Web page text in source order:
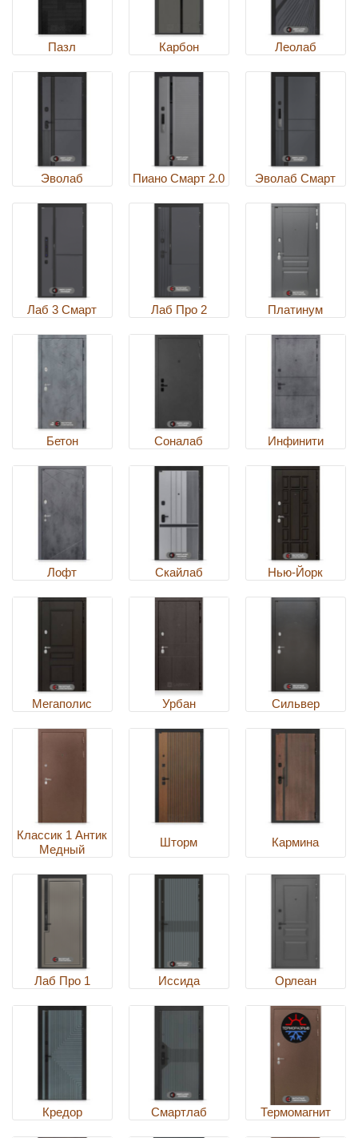
Пазл Карбон Леолаб
Эволаб Пиано Смарт 2.0 Эволаб Смарт
Лаб 3 Смарт Лаб Про 2 Платинум
Бетон Соналаб Инфинити
Лофт Скайлаб Нью-Йорк
Мегаполис Урбан Сильвер
Классик 1 Антик
Медный
Шторм Кармина
Лаб Про 1 Иссида Орлеан
Кредор Смартлаб Термомагнит